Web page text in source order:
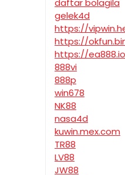
daftar bolagila
gelek4d
https://
https://
https://ea888.io
888vi
888p
win678
NK88
nasa4d
kuwin.mex.com
TR88
LV88
JW88